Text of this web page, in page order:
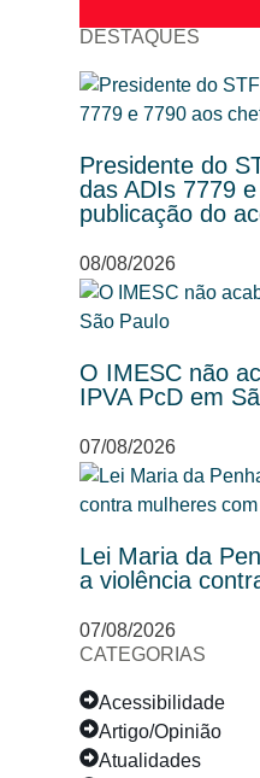
DESTAQUES
Presidente do
das ADIs 7779
publicação do
08/08/2026
O IMESC não
IPVA PcD em
07/08/2026
Lei Maria da
a violência
07/08/2026
CATEGORIAS
Acessibilidade
Artigo/Opinião
Atualidades